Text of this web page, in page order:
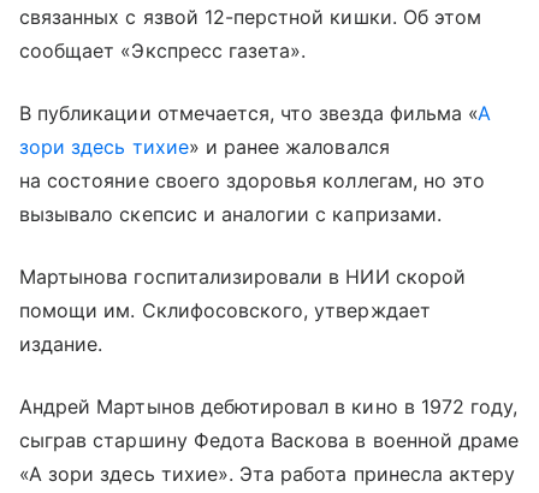
связанных с язвой 12-перстной кишки. Об этом
сообщает «Экспресс газета».
В публикации отмечается, что звезда фильма «А
зори здесь тихие» и ранее жаловался
на состояние своего здоровья коллегам, но это
вызывало скепсис и аналогии с капризами.
Мартынова госпитализировали в НИИ скорой
помощи им. Склифосовского, утверждает
издание.
Андрей Мартынов дебютировал в кино в 1972 году,
сыграв старшину Федота Васкова в военной драме
«А зори здесь тихие». Эта работа принесла актеру